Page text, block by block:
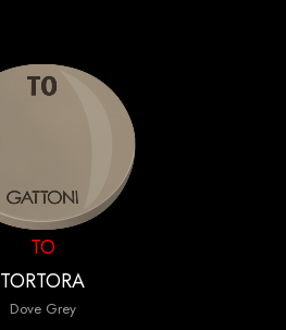
TO
TORTORA
Dove Grey